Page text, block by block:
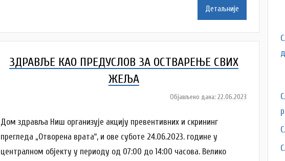
Детаљније
ЗДРАВЉЕ КАО ПРЕДУСЛОВ ЗА ОСТВАРЕЊЕ СВИХ
ЖЕЉА
Објављено дана:22.06.2023
Дом здравља Ниш организује акцију превентивних и скрининг
прегледа „Отворена врата“, и ове суботе 24.06.2023. године у
централном објекту у периоду од 07:00 до 14:00 часова. Велико